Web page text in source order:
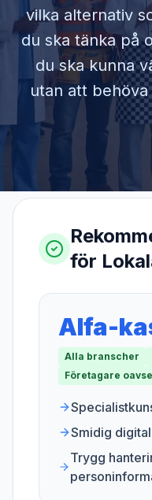
vilka alternativ
du ska tänka på
du ska kunna
utan att
för
Alfa-
Alla branscher
Företagare
Smidig
Trygg